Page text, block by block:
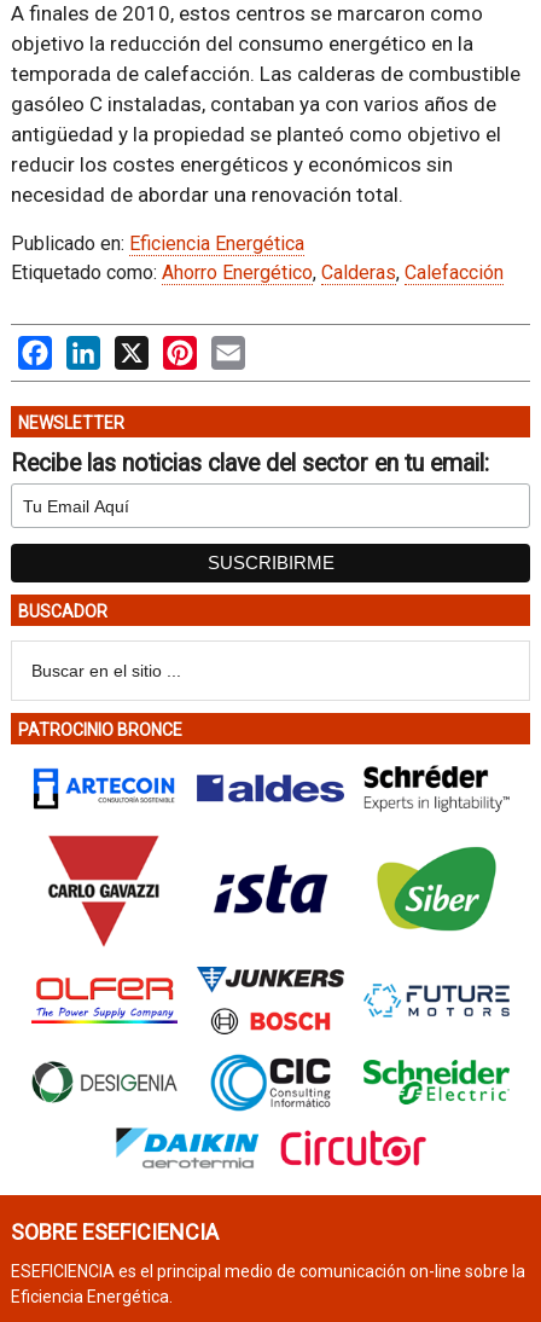
A finales de 2010, estos centros se marcaron como
objetivo la reducción del consumo energético en la
temporada de calefacción. Las calderas de combustible
gasóleo C instaladas, contaban ya con varios años de
antigüedad y la propiedad se planteó como objetivo el
reducir los costes energéticos y económicos sin
necesidad de abordar una renovación total.
Publicado en: Eficiencia Energética
Etiquetado como: Ahorro Energético, Calderas, Calefacción
FacebookLinkedIn
X PinterestEmail
NEWSLETTER
Recibe las noticias clave del sector en tu email:
BUSCADOR
PATROCINIO BRONCE
SOBRE ESEFICIENCIA
ESEFICIENCIA es el principal medio de comunicación on-line sobre la
Eficiencia Energética.